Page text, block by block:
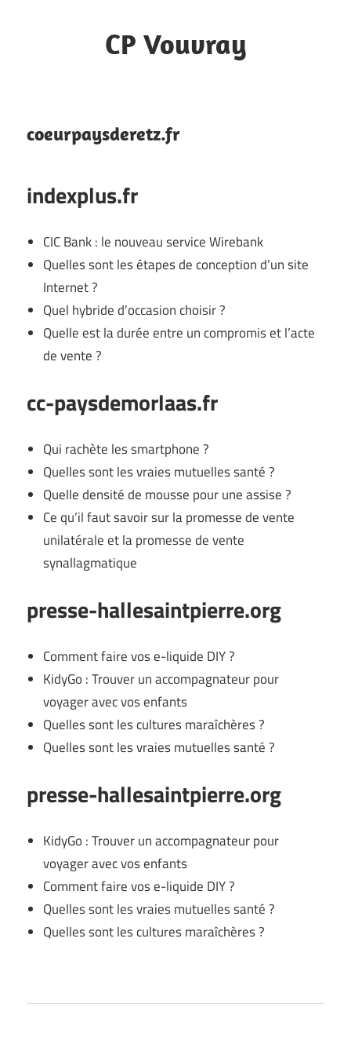
CP Vouvray
coeurpaysderetz.fr
indexplus.fr
CIC Bank : le nouveau service Wirebank
Quelles sont les étapes de conception d’un site
Internet ?
Quel hybride d’occasion choisir ?
Quelle est la durée entre un compromis et l’acte
de vente ?
cc-paysdemorlaas.fr
Qui rachète les smartphone ?
Quelles sont les vraies mutuelles santé ?
Quelle densité de mousse pour une assise ?
Ce qu’il faut savoir sur la promesse de vente
unilatérale et la promesse de vente
synallagmatique
presse-hallesaintpierre.org
Comment faire vos e-liquide DIY ?
KidyGo : Trouver un accompagnateur pour
voyager avec vos enfants
Quelles sont les cultures maraîchères ?
Quelles sont les vraies mutuelles santé ?
presse-hallesaintpierre.org
KidyGo : Trouver un accompagnateur pour
voyager avec vos enfants
Comment faire vos e-liquide DIY ?
Quelles sont les vraies mutuelles santé ?
Quelles sont les cultures maraîchères ?